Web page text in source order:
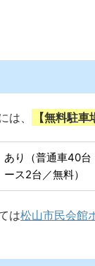
は、 【無料駐車
あり（普通車40
ース2台／無料）
は松山市民会館